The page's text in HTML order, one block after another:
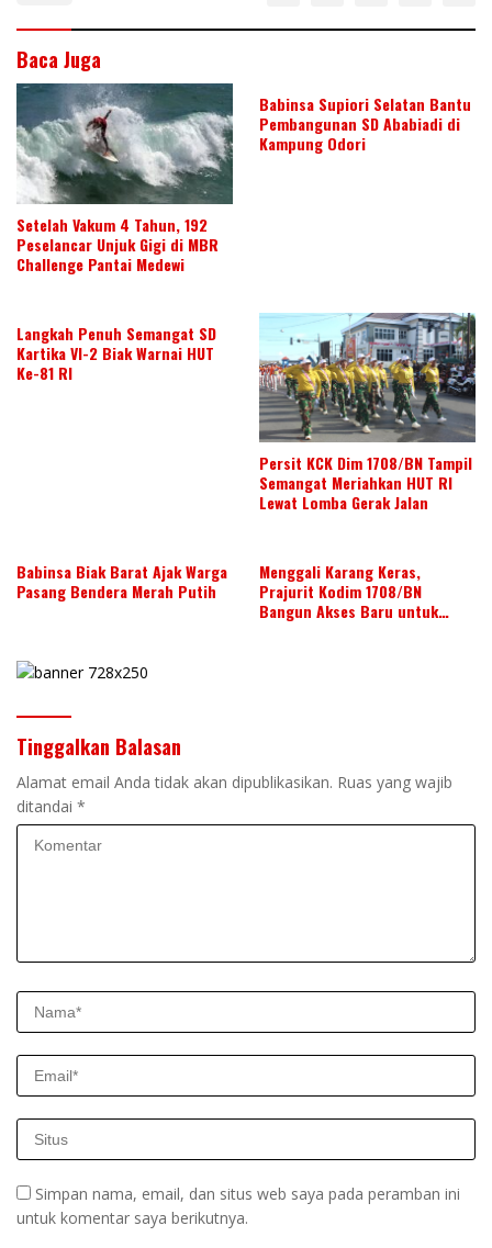
Baca Juga
Setelah Vakum 4 Tahun, 192
Peselancar Unjuk Gigi di MBR
Challenge Pantai Medewi
Babinsa Supiori Selatan Bantu
Pembangunan SD Ababiadi di
Kampung Odori
Langkah Penuh Semangat SD
Kartika VI-2 Biak Warnai HUT
Ke-81 RI
Persit KCK Dim 1708/BN Tampil
Semangat Meriahkan HUT RI
Lewat Lomba Gerak Jalan
Babinsa Biak Barat Ajak Warga
Pasang Bendera Merah Putih
Menggali Karang Keras,
Prajurit Kodim 1708/BN
Bangun Akses Baru untuk
Tinggalkan Balasan
Alamat email Anda tidak akan dipublikasikan. Ruas yang wajib
ditandai *
Simpan nama, email, dan situs web saya pada peramban ini
untuk komentar saya berikutnya.